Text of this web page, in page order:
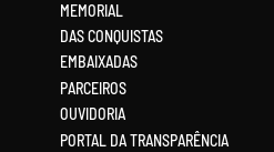
MEMORIAL
DAS CONQUISTAS
EMBAIXADAS
PARCEIROS
OUVIDORIA
PORTAL DA TRANSPARÊNCIA